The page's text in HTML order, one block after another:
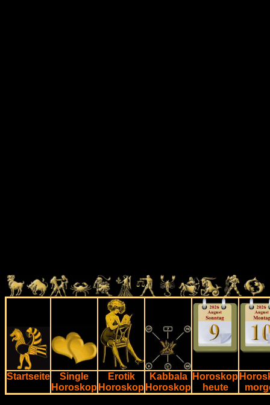
Startseite
Single
Horoskop
Erotik
Horoskop
Kabbala
Horoskop
Horoskop
heute